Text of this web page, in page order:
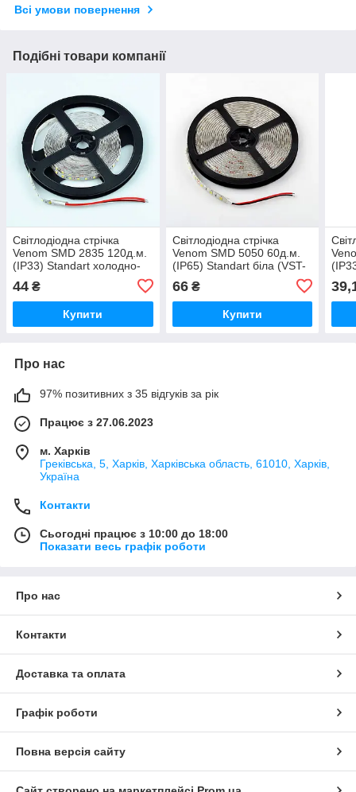
Всі умови повернення
Подібні товари компанії
Світлодіодна стрічка
Venom SMD 2835 120д.м.
(IP33) Standart холодно-
CW) Холодно-білий
44 ₴
Купити
Світлодіодна стрічка
Venom SMD 5050 60д.м.
(IP65) Standart біла (VST-
66₴
Купити
CW)
Про нас
97% позитивних з 35 відгуків за рік
Працює з 27.06.2023
м. Харків
Греківська, 5, Харків, Харківська область, 61010, Харків,
Україна
Контакти
Сьогодні працює з 10:00 до 18:00
Показати весь графік роботи
Про нас
Контакти
Доставка та оплата
Графік роботи
Повна версія сайту